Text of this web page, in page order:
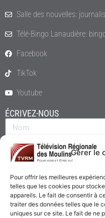
Gérer le
Pour offrir les meilleures
telles que les cookies pour
appareils. Le fait de consentir à
traiter des données telles que le
uniques sur ce site. Le fait de ne
Salle des nouvelles:
Télé-Bingo Lanaudière:
Facebook
TikTok
Youtube
ÉCRIVEZ-NOUS